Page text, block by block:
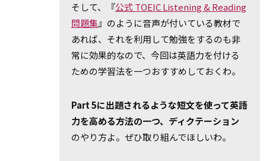
そして、『公式 TOEIC Listening & Reading
問題集』のように音声が付いている教材で
あれば、それを利用して勉強をするのも非
常に効果的なので、今回は英語力を付ける
ための学習法を一つおすすめしておくわ。
Part 5に出題されるような短文を使って英語
力を高める方法の一つ、ディクテーション
のやり方よ。ぜひ取り組んでほしいわ。